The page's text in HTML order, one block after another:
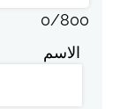
0/800
الاسم